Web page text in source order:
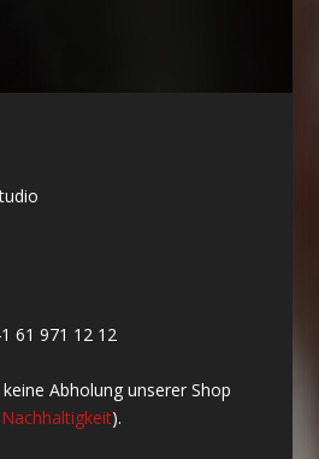
61 971 12 12
Abholung unserer Shop
Nachhaltigkeit).